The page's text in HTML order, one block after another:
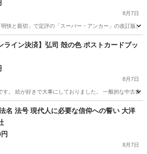
8月7日
快と親切」で定評の「スーパー・アンカー」の改訂版
駅 語学、辞書 アンカー
ライン決済】弘司 殻の色 ポストカードブッ
8月7日
す。 絵が好きで大事にしておりました。 一般的な中古書
マンガ、コミック、アニメ
名 法号 現代人に必要な信仰への誓い 大洋
8月7日